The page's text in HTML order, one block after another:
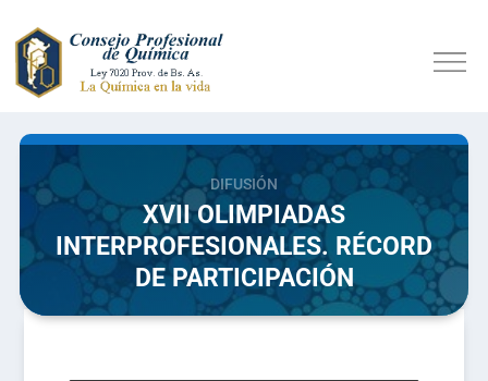
DIFUSIÓN
XVII OLIMPIADAS
INTERPROFESIONALES. RÉCORD
DE PARTICIPACIÓN